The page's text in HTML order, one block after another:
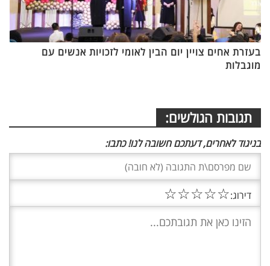
בעזרת אחים צויין יום הבין לאומי לזכויות אנשים עם
מוגבלות
תגובות הגולשים:
בניגוד לאחרים, דעתכם חשובה לנו! כתבו:
דירוג:☆
☆
☆
☆
☆